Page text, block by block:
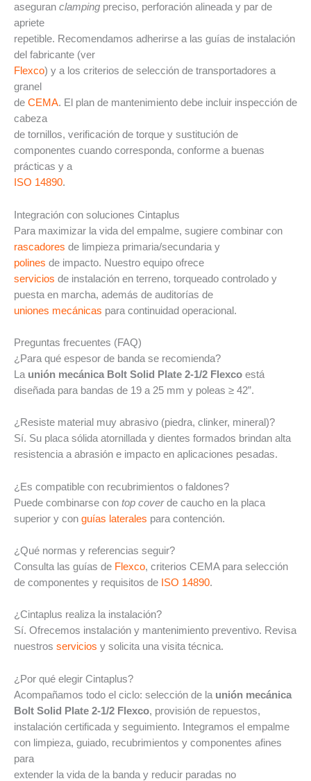
aseguran clamping preciso, perforación alineada y par de
apriete
repetible. Recomendamos adherirse a las guías de instalación
del fabricante (ver
Flexco) y a los criterios de selección de transportadores a
granel
de CEMA. El plan de mantenimiento debe incluir inspección de
cabeza
de tornillos, verificación de torque y sustitución de
componentes cuando corresponda, conforme a buenas
prácticas y a
ISO 14890.
Integración con soluciones Cintaplus
Para maximizar la vida del empalme, sugiere combinar con
rascadores de limpieza primaria/secundaria y
polines de impacto. Nuestro equipo ofrece
servicios de instalación en terreno, torqueado controlado y
puesta en marcha, además de auditorías de
uniones mecánicas para continuidad operacional.
Preguntas frecuentes (FAQ)
¿Para qué espesor de banda se recomienda?
La unión mecánica Bolt Solid Plate 2-1/2 Flexco está
diseñada para bandas de 19 a 25 mm y poleas ≥ 42”.
¿Resiste material muy abrasivo (piedra, clinker, mineral)?
Sí. Su placa sólida atornillada y dientes formados brindan alta
resistencia a abrasión e impacto en aplicaciones pesadas.
¿Es compatible con recubrimientos o faldones?
Puede combinarse con top coverde caucho en la placa
superior y con guías laterales para contención.
¿Qué normas y referencias seguir?
Consulta las guías de Flexco, criterios CEMA para selección
de componentes y requisitos de ISO 14890.
¿Cintaplus realiza la instalación?
Sí. Ofrecemos instalación y mantenimiento preventivo. Revisa
nuestros servicios y solicita una visita técnica.
¿Por qué elegir Cintaplus?
Acompañamos todo el ciclo: selección de la unión mecánica
Bolt Solid Plate 2-1/2 Flexco, provisión de repuestos,
instalación certificada y seguimiento. Integramos el empalme
con limpieza, guiado, recubrimientos y componentes afines
para
extender la vida de la banda y reducir paradas no